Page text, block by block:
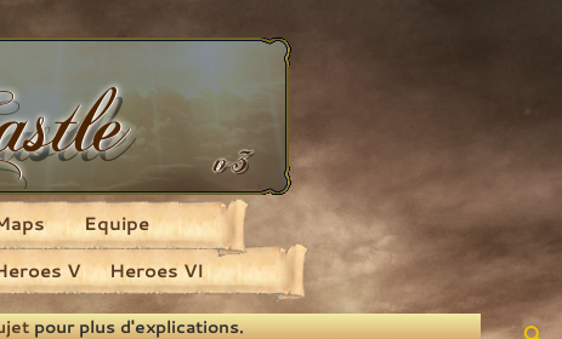
V Heroes VI
Equipe
pour plus d'explications.